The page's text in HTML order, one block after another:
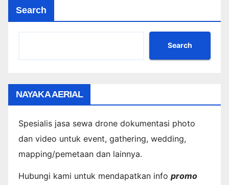
Search
Search
NAYAKA AERIAL
Spesialis jasa sewa drone dokumentasi photo
dan video untuk event, gathering, wedding,
mapping/pemetaan dan lainnya.
Hubungi kami untuk mendapatkan info promo